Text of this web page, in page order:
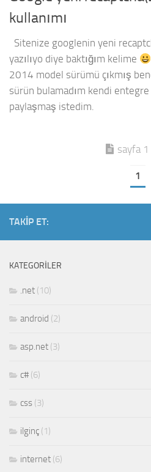
kullanımı
Sitenize googlenin yeni
yazılıyo diye baktığım kelime
2014 model sürümü çıkmış
sürün bulamadım kendi
paylaşmaş istedim.
sayfa
1
TAKIP ET:
KATEGORILER
.net (10)
android (2)
asp.net (3)
c# (6)
css (3)
ilginç (1)
internet (6)